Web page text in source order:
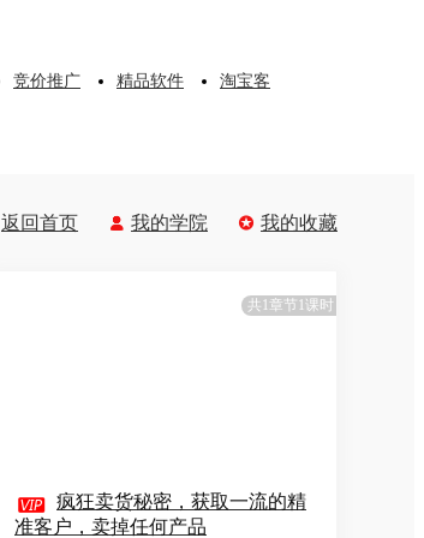
竞价推广 精品软件 淘宝客
返回首页  我的学院  我的收藏
共1章节1课时
 疯狂卖货秘密，获取一流的精
准客户，卖掉任何产品